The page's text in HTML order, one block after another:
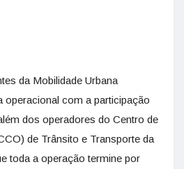
da Mobilidade Urbana
operacional com a participação
dos operadores do Centro de
de Trânsito e Transporte da
toda a operação termine por